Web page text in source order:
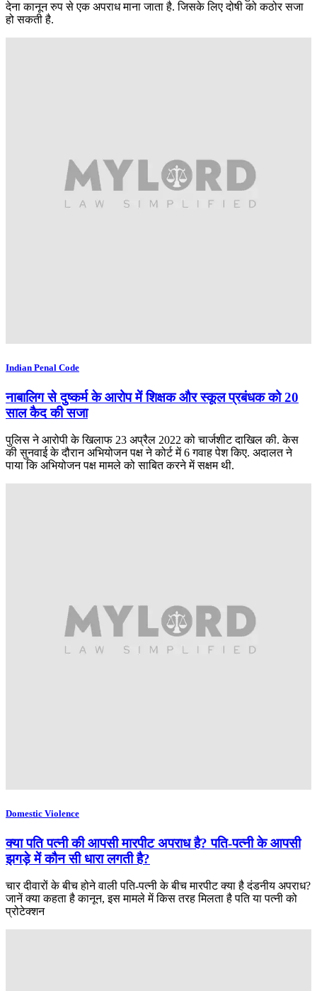
देना कानून रुप से एक अपराध माना जाता है. जिसके लिए दोषी को कठोर सजा
हो सकती है.
Indian Penal Code
नाबालिग से दुष्कर्म के आरोप में शिक्षक और स्कूल प्रबंधक को 20
साल कैद की सजा
पुलिस ने आरोपी के खिलाफ 23 अप्रैल 2022 को चार्जशीट दाखिल की. केस
की सुनवाई के दौरान अभियोजन पक्ष ने कोर्ट में 6 गवाह पेश किए. अदालत ने
पाया कि अभियोजन पक्ष मामले को साबित करने में सक्षम थी.
Domestic Violence
क्या पति पत्नी की आपसी मारपीट अपराध है? पति-पत्नी के आपसी
झगड़े में कौन सी धारा लगती है?
चार दीवारों के बीच होने वाली पति-पत्नी के बीच मारपीट क्या है दंडनीय अपराध?
जानें क्या कहता है कानून, इस मामले में किस तरह मिलता है पति या पत्नी को
प्रोटेक्शन